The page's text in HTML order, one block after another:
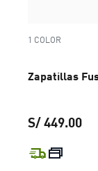
1 COLOR
Zapatillas
S/ 449.00